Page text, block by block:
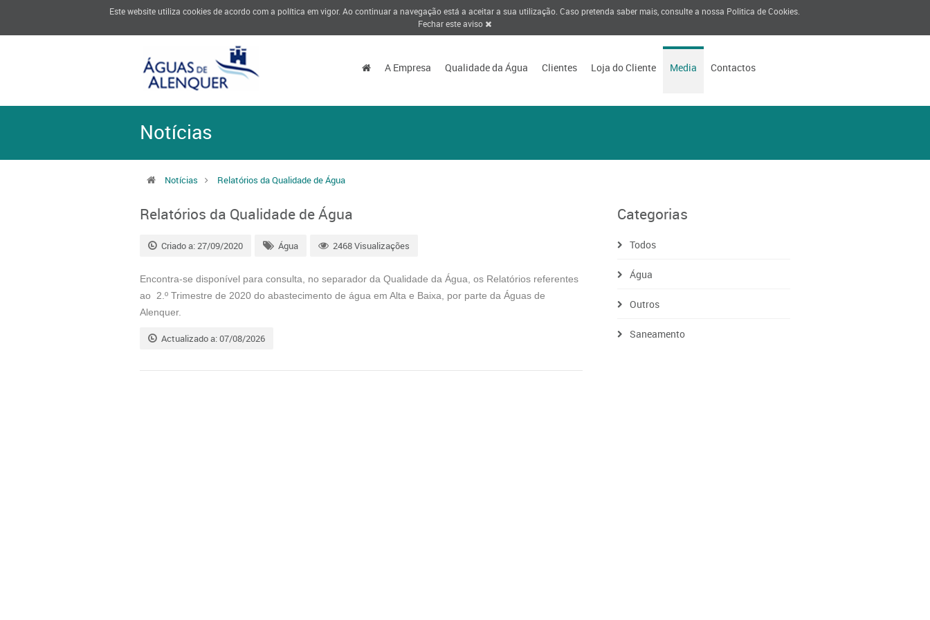
Este website utiliza cookies de acordo com a política em vigor. Ao continuar a navegação está a aceitar a sua utilização. Caso pretenda saber mais, consulte a nossa Politica de Cookies
Fechar este aviso
A Empresa Qualidade da Água Clientes Loja do Cliente Media Contactos
Notícias
Notícias Relatórios da Qualidade de Água
Relatórios da Qualidade de Água
Criado a: 27/09/2020 Água 2468 Visualizações
Encontra-se disponível para consulta, no separador da Qualidade da Água, os Relatórios referentes
ao 2.º Trimestre de 2020 do abastecimento de água em Alta e Baixa, por parte da Águas de
Alenquer.
Actualizado a: 07/08/2026
Categorias
Todos
Água
Outros
Saneamento